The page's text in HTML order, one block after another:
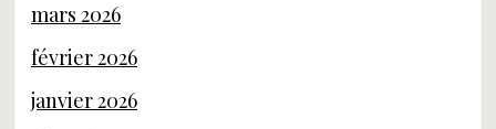
mars 2026
février 2026
janvier 2026